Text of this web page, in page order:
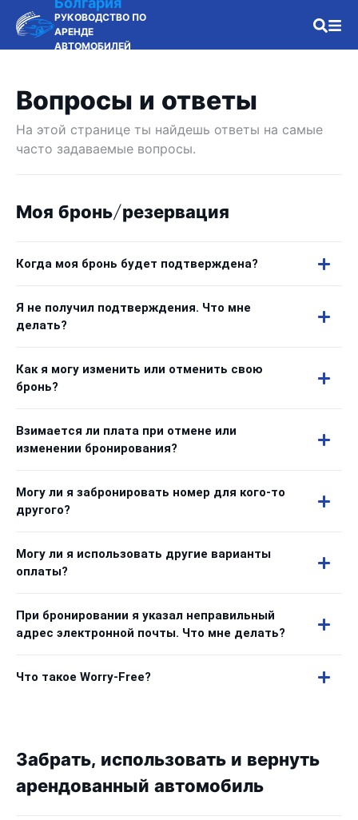
РУКОВОДСТВО ПО
АРЕНДЕ
АВТОМОБИЛЕЙ
Вопросы и ответы
На этой странице ты найдешь ответы на самые
часто задаваемые вопросы.
Моя бронь/резервация
Когда моя бронь будет подтверждена?
Я не получил подтверждения. Что мне
делать?
Как я могу изменить или отменить свою
бронь?
Взимается ли плата при отмене или
изменении бронирования?
Могу ли я забронировать номер для кого-то
другого?
Могу ли я использовать другие варианты
оплаты?
При бронировании я указал неправильный
адрес электронной почты. Что мне делать?
Что такое Worry-Free?
Забрать, использовать и вернуть
арендованный автомобиль